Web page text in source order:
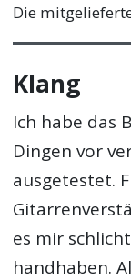
Die
Klang
Ich habe das
Dingen vor
ausgetestet.
es mir
handhaben.